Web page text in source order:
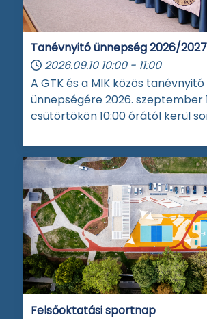
Tanévnyitó ünnepség 2026/2027
2026.09.10 10:00 - 11:00
A GTK és a MIK közös tanévnyitó
ünnepségére 2026. szeptember
csütörtökön 10:00 órától kerül
Felsőoktatási sportnap